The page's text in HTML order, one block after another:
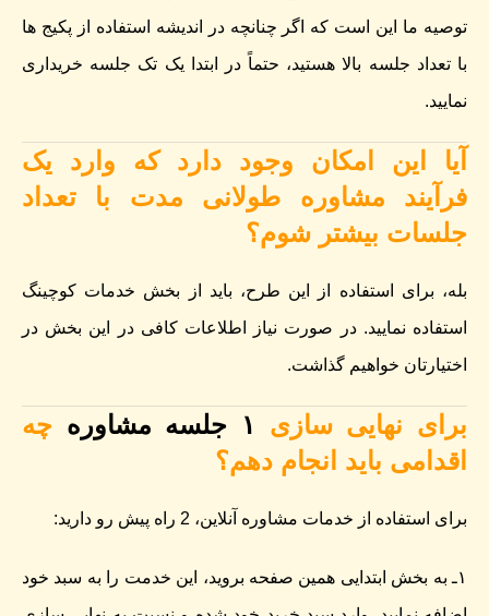
توصیه ما این است که اگر چنانچه در اندیشه استفاده از پکیج ها
با تعداد جلسه بالا هستید، حتماً در ابتدا یک تک جلسه خریداری
نمایید.
آیا این امکان وجود دارد که وارد یک
فرآیند مشاوره طولانی مدت با تعداد
جلسات بیشتر شوم؟
بله، برای استفاده از این طرح، باید از بخش خدمات کوچینگ
استفاده نمایید. در صورت نیاز اطلاعات کافی در این بخش در
اختیارتان خواهیم گذاشت.
برای نهایی سازی ۱ جلسه مشاوره
چه
اقدامی باید انجام دهم؟
برای استفاده از خدمات مشاوره آنلاین، 2 راه پیش رو دارید:
۱ـ به بخش ابتدایی همین صفحه بروید، این خدمت را به سبد خود